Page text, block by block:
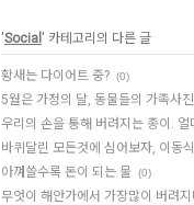
'Social ' 카테고리의 다른 글
황새는 다이어트 중? (0)
5월은 가정의 달, 동물들의 가족사
우리의 손을 통해 버려지는 종이. 얼
바퀴달린 모든것에 심어보자, 이동
아껴쓸수록 돈이 되는 물 (0)
무엇이 해안가에서 가장많이 버려지